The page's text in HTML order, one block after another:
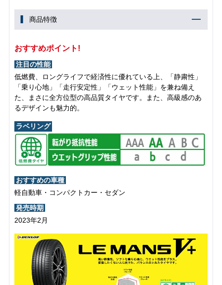
商品特徴
おすすめポイント!
注目の性能
低燃費、ロングライフで経済性に優れている上、「静粛性」
「乗り心地」「走行安定性」「ウェット性能」を兼ね備え
た、まさに全方位型の高品質タイヤです。また、高級感のあ
るデザインも魅力的。
ラベリング
おすすめの車種
軽自動車・コンパクトカー・セダン
発売時期
2023年2月